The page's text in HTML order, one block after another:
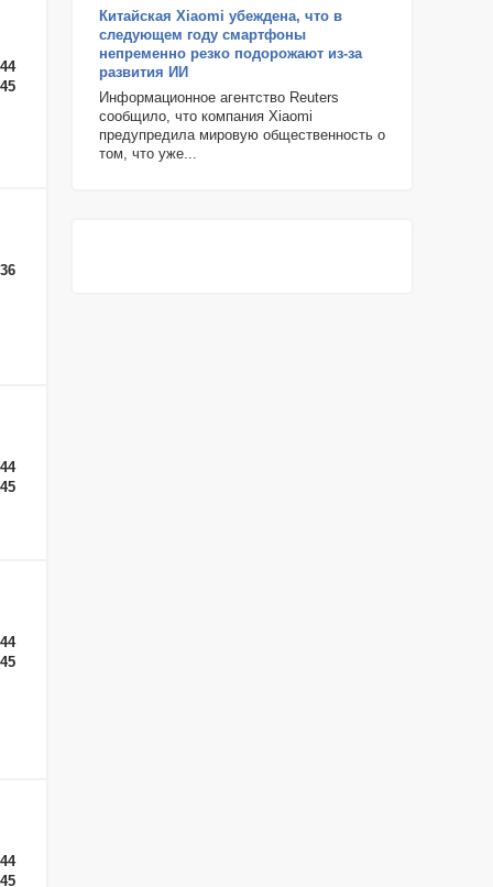
Китайская Xiaomi убеждена, что в
следующем году смартфоны
непременно резко подорожают из-за
развития ИИ
Информационное агентство Reuters
сообщило, что компания Xiaomi
предупредила мировую общественность о
том, что уже...